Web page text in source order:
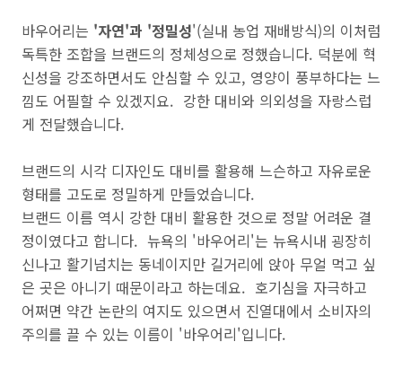
바우어리는 '자연'과 '정밀성'(실내 농업 재배방식)의 이처럼
독특한 조합을 브랜드의 정체성으로 정했습니다. 덕분에 혁
신성을 강조하면서도 안심할 수 있고, 영양이 풍부하다는 느
낌도 어필할 수 있겠지요. 강한 대비와 의외성을 자랑스럽
게 전달했습니다.
브랜드의 시각 디자인도 대비를 활용해 느슨하고 자유로운
형태를 고도로 정밀하게 만들었습니다.
브랜드 이름 역시 강한 대비 활용한 것으로 정말 어려운 결
정이였다고 합니다. 뉴욕의 '바우어리'는 뉴욕시내 굉장히
신나고 활기넘치는 동네이지만 길거리에 앉아 무얼 먹고 싶
은 곳은 아니기 때문이라고 하는데요. 호기심을 자극하고
어쩌면 약간 논란의 여지도 있으면서 진열대에서 소비자의
주의를 끌 수 있는 이름이 '바우어리'입니다.